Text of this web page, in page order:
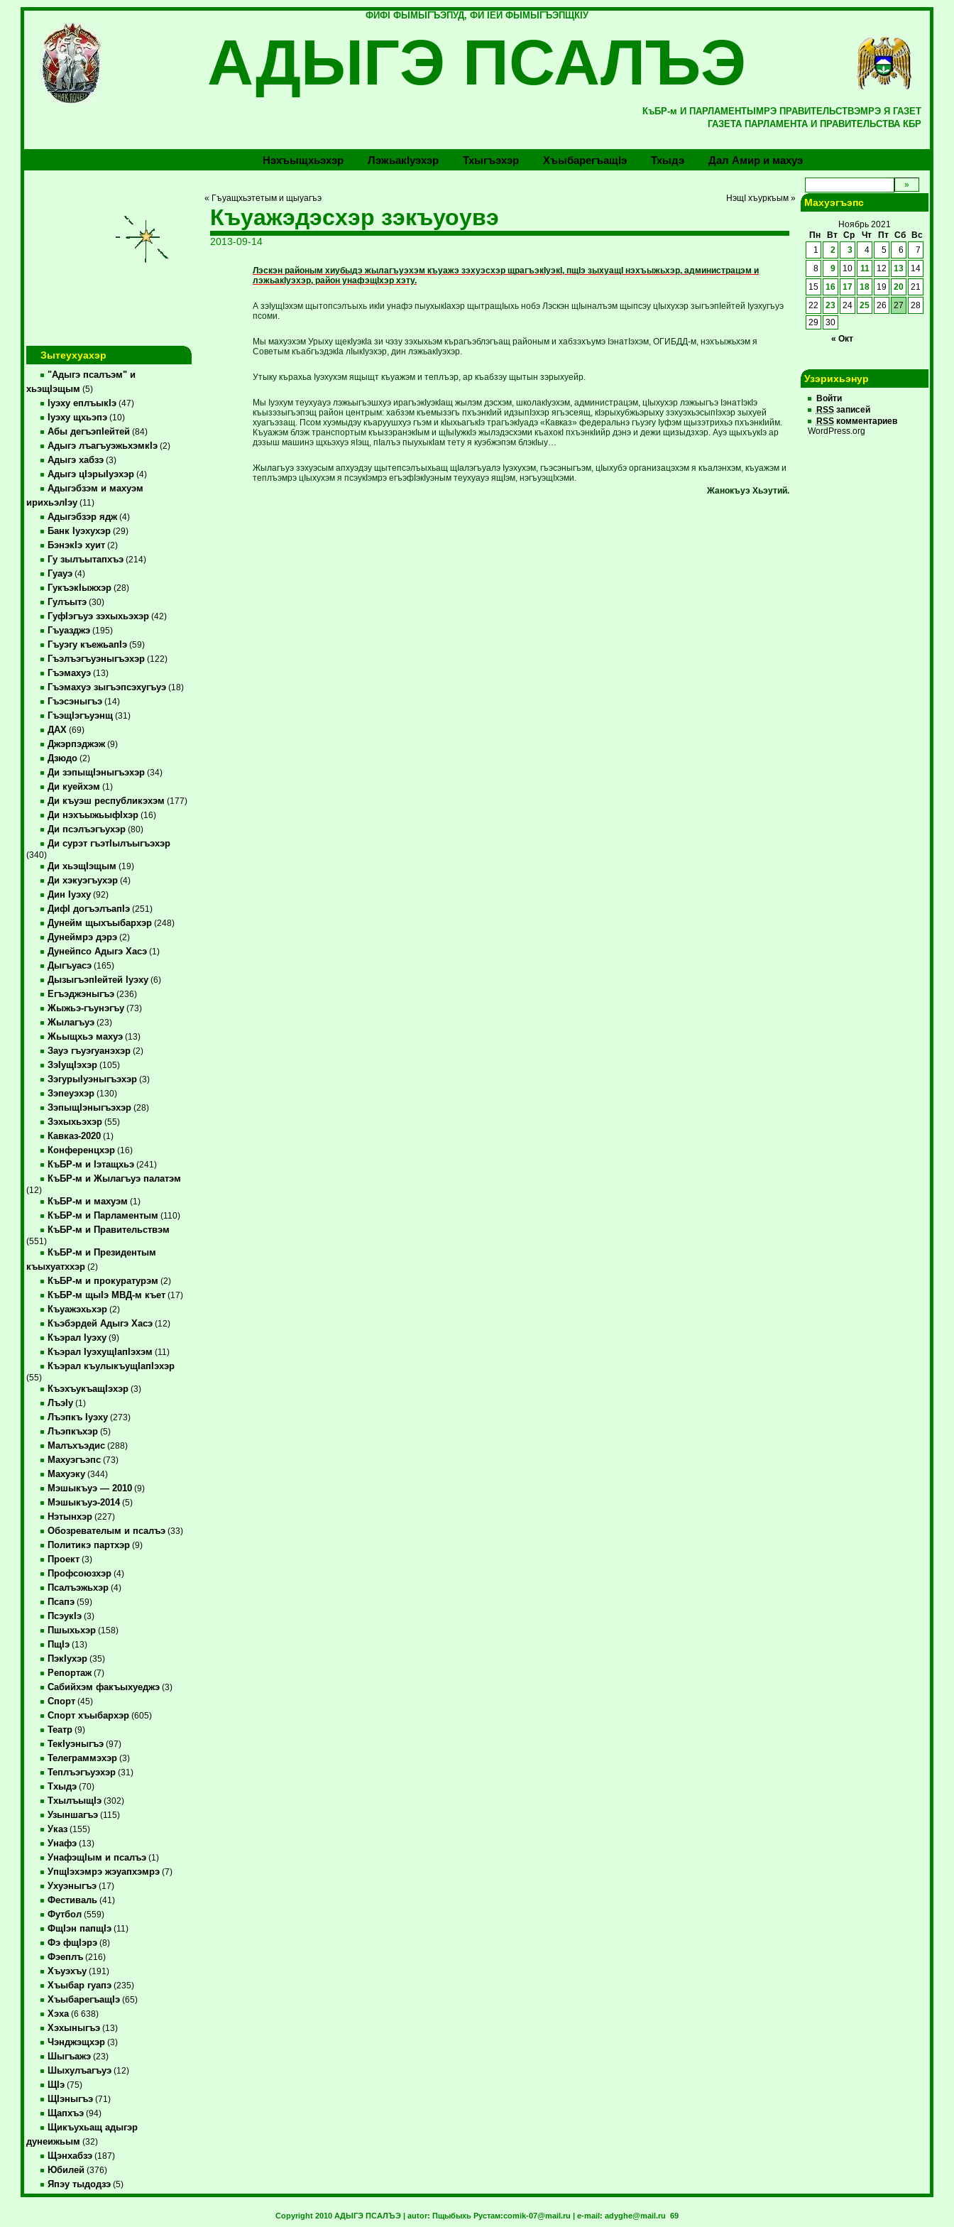
ФИФI ФЫМЫГЪЭПУД, ФИ IЕЙ ФЫМЫГЪЭПЩКIУ
АДЫГЭ ПСАЛЪЭ
КъБР-м И ПАРЛАМЕНТЫМРЭ ПРАВИТЕЛЬСТВЭМРЭ Я ГАЗЕТ
ГАЗЕТА ПАРЛАМЕНТА И ПРАВИТЕЛЬСТВА КБР
Нэхъыщхьэхэр Лэжьакlуэхэр Тхыгъэхэр Хъыбарегъащlэ Тхыдэ Дал Амир и махуэ
Зытеухуахэр
"Адыгэ псалъэм" и
хьэщIэщым (5)
Iуэху еплъыкIэ(47)
Iуэху щхьэпэ(10)
Абы дегъэпIейтей(84)
Адыгэ лъагъуэжьхэмкIэ(2)
Адыгэ хабзэ(3)
Адыгэ цIэрыIуэхэр(4)
Адыгэбзэм и махуэм
ирихьэлIэу(11)
Адыгэбзэр ядж(4)
Банк Iуэхухэр(29)
БэнэкIэ хуит(2)
Гу зылъытапхъэ(214)
Гуауэ(4)
ГукъэкIыжхэр(28)
Гулъытэ(30)
ГуфIэгъуэ зэхыхьэхэр(42)
Гъуазджэ(195)
Гъуэгу къежьапIэ(59)
Гъэлъэгъуэныгъэхэр(122)
Гъэмахуэ(13)
Гъэмахуэ зыгъэпсэхугъуэ(18)
Гъэсэныгъэ(14)
ГъэщIэгъуэнщ(31)
ДАХ (69)
Джэрпэджэж(9)
Дзюдо(2)
Ди зэпыщIэныгъэхэр(34)
Ди куейхэм (1)
Ди къуэш республикэхэм (177)
Ди нэхъыжьыфIхэр(16)
Ди псэлъэгъухэр(80)
Ди сурэт гъэтIылъыгъэхэр
(340)
Ди хьэщIэщым (19)
Ди хэкуэгъухэр(4)
Дин Iуэху(92)
ДифI догъэлъапIэ(251)
Дунейм щыхъыбархэр(248)
Дунеймрэ дэрэ(2)
Дунейпсо Адыгэ Хасэ(1)
Дыгъуасэ(165)
ДызыгъэпIейтей Iуэху(6)
Егъэджэныгъэ(236)
Жыжьэ-гъунэгъу(73)
Жылагъуэ(23)
Жьыщхьэ махуэ(13)
Зауэ гъуэгуанэхэр(2)
ЗэIущIэхэр(105)
ЗэгурыIуэныгъэхэр(3)
Зэпеуэхэр(130)
ЗэпыщIэныгъэхэр(28)
Зэхыхьэхэр(55)
Кавказ-2020(1)
Конференцхэр(16)
КъБР-м и Iэтащхьэ(241)
КъБР-м и Жылагъуэ палатэм
(12)
КъБР-м и махуэм (1)
КъБР-м и Парламентым (110)
КъБР-м и Правительствэм
(551)
КъБР-м и Президентым
къыхуатххэр(2)
КъБР-м и прокуратурэм (2)
КъБР-м щыIэ МВД-м къет(17)
Къуажэхьхэр(2)
Къэбэрдей Адыгэ Хасэ(12)
Къэрал Iуэху(9)
Къэрал IуэхущIапIэхэм (11)
Къэрал къулыкъущIапIэхэр
(55)
КъэхъукъащIэхэр(3)
ЛъэIу(1)
Лъэпкъ Iуэху(273)
Лъэпкъхэр(5)
Малъхъэдис(288)
Махуэгъэпс(73)
Махуэку(344)
Мэшыкъуэ — 2010(9)
Мэшыкъуэ-2014(5)
Нэтынхэр(227)
Обозревателым и псалъэ(33)
Политикэ партхэр(9)
Проект(3)
Профсоюзхэр(4)
Псалъэжьхэр(4)
Псапэ(59)
ПсэукIэ(3)
Пшыхьхэр(158)
ПщIэ(13)
ПэкIухэр(35)
Репортаж(7)
Сабийхэм факъыхуеджэ(3)
Спорт(45)
Спорт хъыбархэр(605)
Театр(9)
ТекIуэныгъэ(97)
Телеграммэхэр(3)
Теплъэгъуэхэр(31)
Тхыдэ(70)
ТхылъыщIэ(302)
Узыншагъэ(115)
Указ(155)
Унафэ(13)
УнафэщIым и псалъэ(1)
УпщIэхэмрэ жэуапхэмрэ(7)
Ухуэныгъэ(17)
Фестиваль(41)
Футбол(559)
ФщIэн папщIэ(11)
Фэ фщIэрэ(8)
Фэеплъ(216)
Хъуэхъу(191)
Хъыбар гуапэ(235)
ХъыбарегъащIэ(65)
Хэха(6 638)
Хэхыныгъэ(13)
Чэнджэщхэр(3)
Шыгъажэ(23)
Шыхулъагъуэ(12)
ЩIэ(75)
ЩIэныгъэ(71)
Щапхъэ(94)
Щикъухьащ адыгэр
дунеижьым (32)
Щэнхабзэ(187)
Юбилей(376)
Япэу тыдодзэ(5)
« Гъуащхьэтетым и щыуагъэ НэщI хъуркъым »
Къуажэдэсхэр зэкъуоувэ
2013-09-14
Лэскэн районым хиубыдэ жыла­гъуэхэм къуажэ зэхуэсхэр щра­гъэкIуэкI, пщIэ зыхуащI нэхъыжьхэр, администрацэм и
лэжьакIуэхэр, район унафэщIхэр хэту.
А зэIущIэхэм щытопсэлъыхь икIи унафэ пыухыкIахэр щытращIыхь нобэ Лэскэн щIыналъэм щыпсэу цIыхухэр зыгъэпIейтей Iуэхугъуэ
псоми.
Мы махуэхэм Урыху щекIуэкIа зи чэзу зэхыхьэм кърагъэблэгъащ районым и хабзэхъумэ IэнатIэхэм, ОГИБДД-м, нэхъыжьхэм я
Советым къаб­гъэдэкIа лIыкIуэхэр, дин лэ­жьакIуэхэр.
Утыку кърахьа Iуэхухэм ящыщт къуажэм и теплъэр, ар къабзэу щытын зэрыхуейр.
Мы Iуэхум теухуауэ лэжьыгъэшхуэ ирагъэкIуэкIащ жылэм дэсхэм, шко­лакIуэхэм, администрацэм, цIыхухэр лэжьыгъэ IэнатIэкIэ
къызэзыгъэпэщ район центрым: хабзэм къемызэгъ пхъэнкIий идзыпIэхэр ягъэсеящ, кIэрыхубжьэрыху зэхуэхьэсыпIэхэр зы­хуей
хуагъэзащ. Псом хуэмыдэу къаруушхуэ гъэм и кIыхьагъкIэ трагъэ­кIуадэ «Кавказ» федеральнэ гъуэгу Iуфэм щызэтрихьэ пхъэнкIийм.
Къуажэм блэж транспортым къызэранэ­кIым и щIыIужкIэ жылэдэсхэми къа­хокI пхъэнкIийр дэнэ и дежи щизыдзхэр. Ауэ щыхъукIэ ар
дэзыш машинэ щхьэхуэ яIэщ, пIалъэ пыухыкIам тету я куэбжэпэм блэ­кIыу…
Жылагъуэ зэхуэсым апхуэдэу щытепсэлъыхьащ щIалэгъуалэ Iуэхухэм, гъэсэныгъэм, цIыхубэ организацэхэм я къалэнхэм, къуажэм и
теплъэмрэ цIыхухэм я псэукIэмрэ егъэфIэ­кIуэным теухуауэ ящIэм, нэгъуэщI­хэми.
Жанокъуэ Хьэутий.
Махуэгъэпс
Ноябрь 2021
Пн
Вт Ср Чт Пт Сб Вс
« Окт
1 2 3 4 5 6 7
8 9 10 11 12 13 14
15 16 17 18 19 20 21
22 23 24 25 26 27
28
29
30
Узэрихьэнур
Войти
RSSзаписей
RSSкомментариев
WordPress.org
Copyright 2010 АДЫГЭ ПСАЛЪЭ | autor: Пщыбыхь Рустам:comik-07@mail.ru | e-mail: adyghe@mail.ru 69